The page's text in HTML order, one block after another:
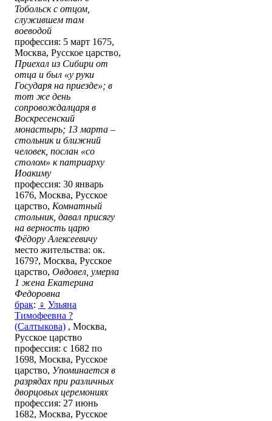
Тобольск с отцом,
служившем там
воеводой
профессия: 5 март 1675,
Москва, Русское царство,
Приехал из Сибири от
отца и был «у руки
Государя на приезде»; в
тот же день
сопровождалцаря в
Воскресенский
монастырь; 13 марта –
стольник и ближний
человек, послан «со
столом» к патриарху
Иоакиму
профессия: 30 январь
1676, Москва, Русское
царство, Комнатный
стольник, давал присягу
на верность царю
Фёдору Алексеевичу
место жительства: ок.
1679?, Москва, Русское
царство, Овдовел, умерла
1 жена Екатерина
Федоровна
брак: ♀ Ульяна
Тимофеевна ?
(Салтыкова) , Москва,
Русское царство
профессия: с 1682 по
1698, Москва, Русское
царство, Упоминается в
разрядах при различных
дворцовых церемониях
профессия: 27 июнь
1682, Москва, Русское